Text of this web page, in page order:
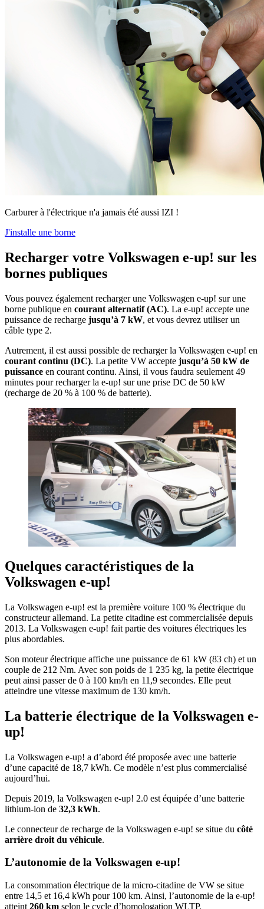
Carburer à l'électrique n'a jamais été aussi IZI !
J'installe une borne
Recharger votre Volkswagen e-up! sur les
bornes publiques
Vous pouvez également recharger une Volkswagen e-up! sur une
borne publique en courant alternatif (AC). La e-up! accepte une
puissance de recharge jusqu’à 7 kW, et vous devrez utiliser un
câble type 2.
Autrement, il est aussi possible de recharger la Volkswagen e-up! en
courant continu (DC). La petite VW accepte jusqu’à 50 kW de
puissance en courant continu. Ainsi, il vous faudra seulement 49
minutes pour recharger la e-up! sur une prise DC de 50 kW
(recharge de 20 % à 100 % de batterie).
​Quelques caractéristiques de la
Volkswagen e-up!
La Volkswagen e-up! est la première voiture 100 % électrique du
constructeur allemand. La petite citadine est commercialisée depuis
2013. La Volkswagen e-up! fait partie des voitures électriques les
plus abordables.
Son moteur électrique affiche une puissance de 61 kW (83 ch) et un
couple de 212 Nm. Avec son poids de 1 235 kg, la petite électrique
peut ainsi passer de 0 à 100 km/h en 11,9 secondes. Elle peut
atteindre une vitesse maximum de 130 km/h.
​La batterie électrique de la Volkswagen e-
up!
La Volkswagen e-up! a d’abord été proposée avec une batterie
d’une capacité de 18,7 kWh. Ce modèle n’est plus commercialisé
aujourd’hui.
Depuis 2019, la Volkswagen e-up! 2.0 est équipée d’une batterie
lithium-ion de 32,3 kWh.
Le connecteur de recharge de la Volkswagen e-up! se situe du côté
arrière droit du véhicule.
​L’autonomie de la Volkswagen e-up!
La consommation électrique de la micro-citadine de VW se situe
entre 14,5 et 16,4 kWh pour 100 km. Ainsi, l’autonomie de la e-up!
atteint 260 km selon le cycle d’homologation WLTP.